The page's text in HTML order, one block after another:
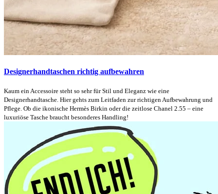
Designerhandtaschen richtig aufbewahren
Kaum ein Accessoire steht so sehr für Stil und Eleganz wie eine
Designerhandtasche. Hier gehts zum Leitfaden zur richtigen Aufbewahrung und
Pflege. Ob die ikonische Hermès Birkin oder die zeitlose Chanel 2.55 – eine
luxuriöse Tasche braucht besonderes Handling!